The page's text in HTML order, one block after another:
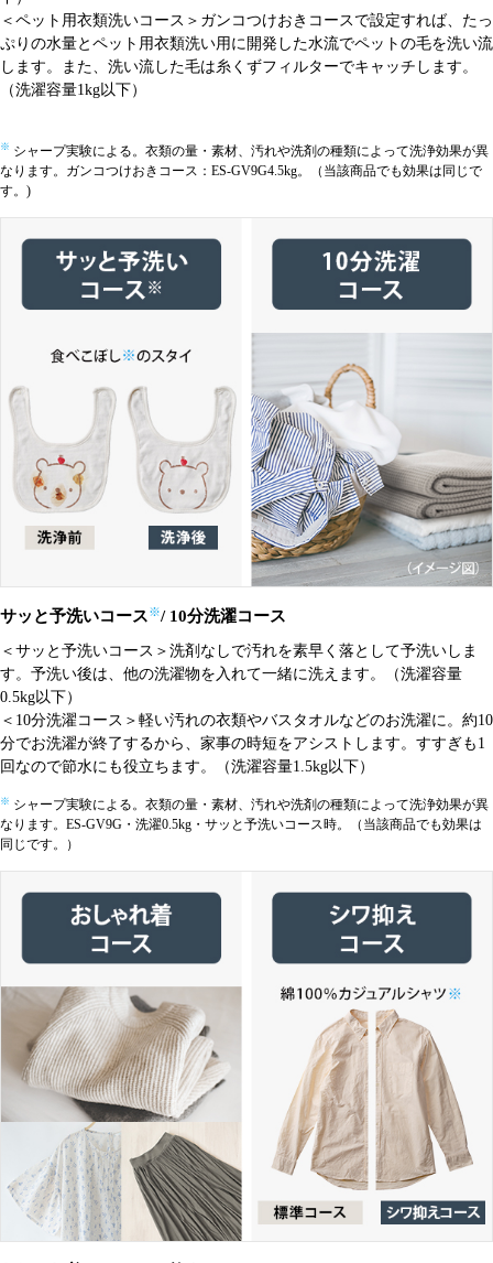
＜ペット用衣類洗いコース＞ガンコつけおきコースで設定すれば、たっ
ぷりの水量とペット用衣類洗い用に開発した水流でペットの毛を洗い流
します。また、洗い流した毛は糸くずフィルターでキャッチします。
（洗濯容量1kg以下）
※ シャープ実験による。衣類の量・素材、汚れや洗剤の種類によって洗浄効果が異
なります。ガンコつけおきコース：ES-GV9G4.5kg。（当該商品でも効果は同じで
す。)
サッと予洗いコース※/ 10分洗濯コース
＜サッと予洗いコース＞洗剤なしで汚れを素早く落として予洗いしま
す。予洗い後は、他の洗濯物を入れて一緒に洗えます。（洗濯容量
0.5kg以下）
＜10分洗濯コース＞軽い汚れの衣類やバスタオルなどのお洗濯に。約10
分でお洗濯が終了するから、家事の時短をアシストします。すすぎも1
回なので節水にも役立ちます。（洗濯容量1.5kg以下）
※ シャープ実験による。衣類の量・素材、汚れや洗剤の種類によって洗浄効果が異
なります。ES-GV9G・洗濯0.5kg・サッと予洗いコース時。（当該商品でも効果は
同じです。）